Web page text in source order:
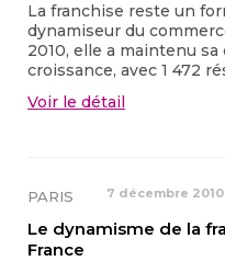
La franchise reste un
dynamiseur du
2010, elle a maintenu sa
croissance, avec 1 472
Voir le détail
PARIS 7 décembre 2010
Le dynamisme de la
France